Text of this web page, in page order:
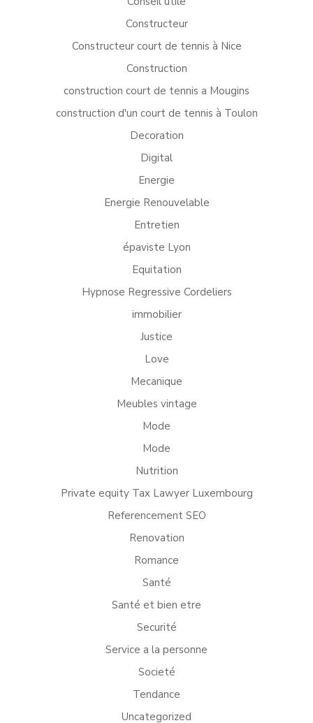
Constructeur
Constructeur court de tennis à Nice
Construction
construction court de tennis a Mougins
construction d'un court de tennis à Toulon
Decoration
Digital
Energie
Energie Renouvelable
Entretien
épaviste Lyon
Equitation
Hypnose Regressive Cordeliers
immobilier
Justice
Love
Mecanique
Meubles vintage
Mode
Mode
Nutrition
Private equity Tax Lawyer Luxembourg
Referencement SEO
Renovation
Romance
Santé
Santé et bien etre
Securité
Service a la personne
Societé
Tendance
Uncategorized